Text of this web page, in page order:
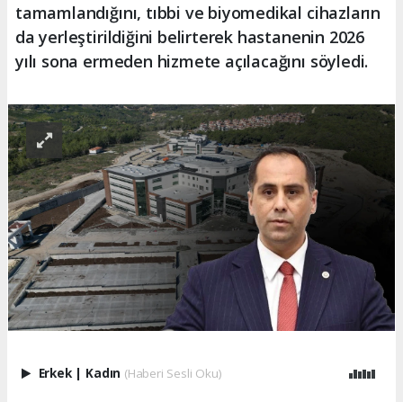
tamamlandığını, tıbbi ve biyomedikal cihazların
da yerleştirildiğini belirterek hastanenin 2026
yılı sona ermeden hizmete açılacağını söyledi.
Erkek Kadın (Haberi Sesli Oku)